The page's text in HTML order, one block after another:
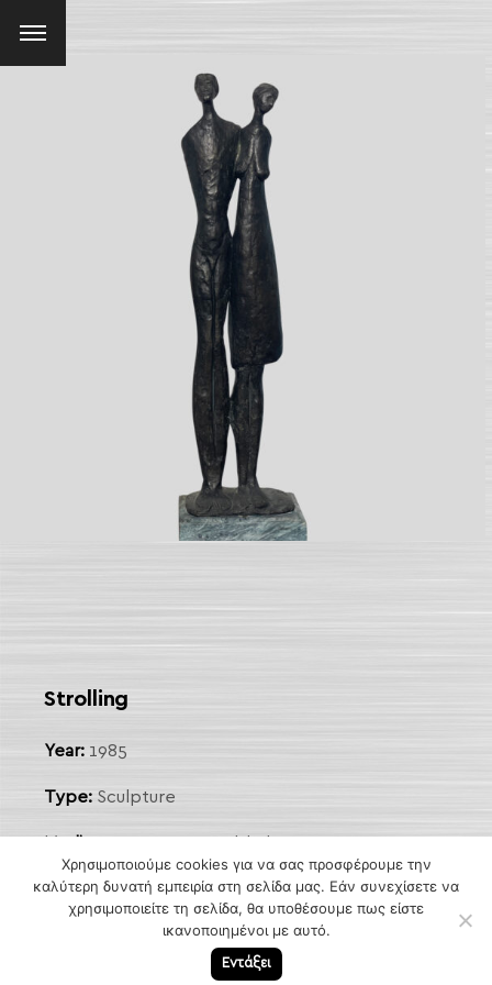
Menu
SEARCH AND PRESS ENTER
Strolling
Year: 1985
Type: Sculpture
Dimensions:55 x 14 cm
Signed "ΜΕΜΑΣ Κ"
Χρησιμοποιούμε cookies για να σας προσφέρουμε την
καλύτερη δυνατή εμπειρία στη σελίδα μας. Εάν συνεχίσετε να
χρησιμοποιείτε τη σελίδα, θα υποθέσουμε πως είστε
ικανοποιημένοι με αυτό.
Εντάξει